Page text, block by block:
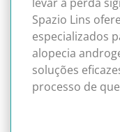
Spazio Lins
especializados
alopecia
soluções
processo de